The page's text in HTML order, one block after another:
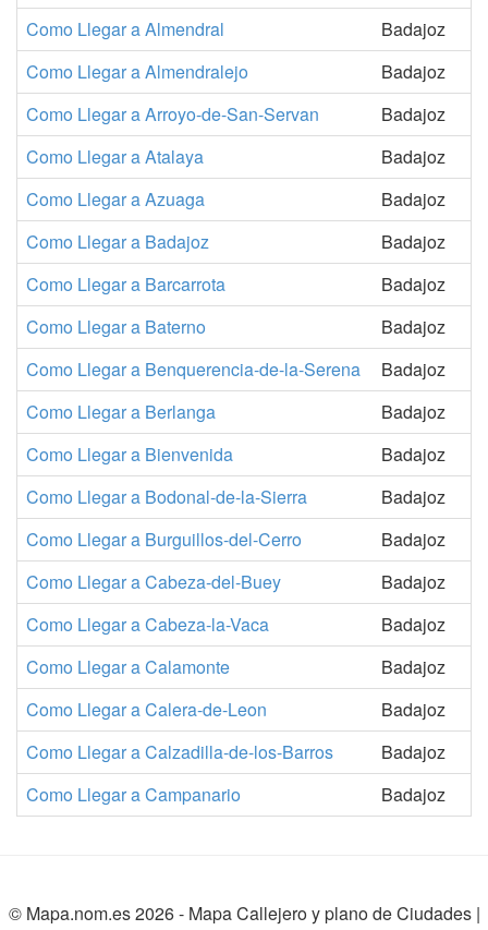
Como Llegar a Almendral
Badajoz
Como Llegar a Almendralejo
Badajoz
Como Llegar a Arroyo-de-San-Servan
Badajoz
Como Llegar a Atalaya
Badajoz
Como Llegar a Azuaga
Badajoz
Como Llegar a Badajoz
Badajoz
Como Llegar a Barcarrota
Badajoz
Como Llegar a Baterno
Badajoz
Como Llegar a Benquerencia-de-la-Serena
Badajoz
Como Llegar a Berlanga
Badajoz
Como Llegar a Bienvenida
Badajoz
Como Llegar a Bodonal-de-la-Sierra
Badajoz
Como Llegar a Burguillos-del-Cerro
Badajoz
Como Llegar a Cabeza-del-Buey
Badajoz
Como Llegar a Cabeza-la-Vaca
Badajoz
Como Llegar a Calamonte
Badajoz
Como Llegar a Calera-de-Leon
Badajoz
Como Llegar a Calzadilla-de-los-Barros
Badajoz
Como Llegar a Campanario
Badajoz
© Mapa.nom.es 2026 - Mapa Callejero y plano de Ciudades|